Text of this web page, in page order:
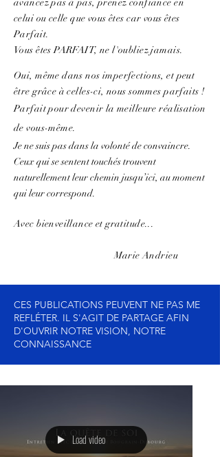
avancez pas à pas, prenez confiance en
celui ou celle que vous êtes car vous êtes
Parfait.
Vous êtes PARFAIT, ne l'oubliez jamais.
Oui, même dans nos imperfections, et peut
être grâce à celles-ci, nous sommes parfaits !
Parfait pour devenir la meilleure réalisation
de vous-même.
Je ne suis pas dans la volonté de convaincre.
Ceux qui se sentent touchés trouvent
naturellement leur chemin jusqu’ici, au moment
qui leur correspond.
Avec bienveillance et gratitude...
Marie Andrieu
CES PUBLICATIONS PEUVENT NE PAS ME
REFLÉTER. IL S'AGIT DE PARTAGE AFIN
D'OUVRIR NOTRE VISION, NOTRE
CONNAISSANCE
Load video